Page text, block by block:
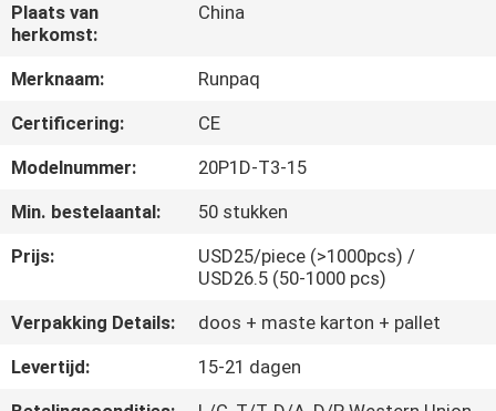
FABRIEKSREIS
KWALITEITSCONTROLE
CONTACTEER
ONS
VERZOEK
OM
Plaats van
herkomst:
China
Merknaam:
Runpaq
Certificering:
CE
Modelnummer:
20P1D-T3-15
Min. bestelaantal:
50 stukken
Prijs:
USD25/piece (>1000pcs) /
USD26.5 (50-1000 pcs)
Verpakking Details:
doos + maste karton + pallet
Levertijd:
15-21 dagen